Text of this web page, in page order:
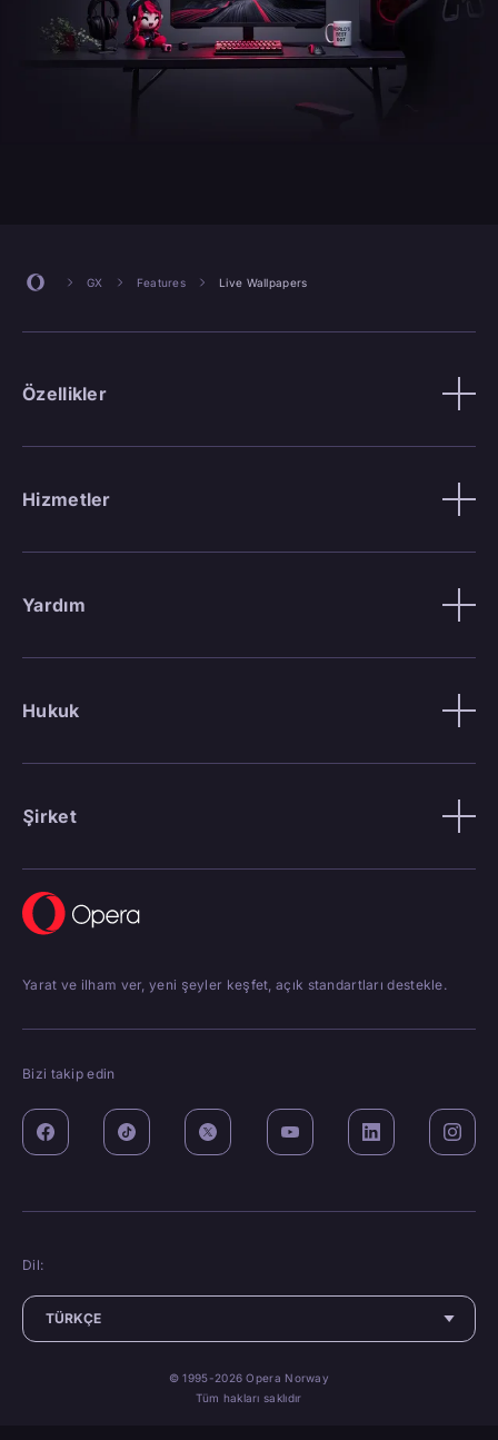
GX Features Live Wallpapers
Özellikler
Hizmetler
Yardım
Hukuk
Şirket
Yarat ve ilham ver, yeni şeyler keşfet, açık standartları destekle.
Bizi takip edin
© 1995-2026 Opera Norway
Tüm hakları saklıdır
Dil: